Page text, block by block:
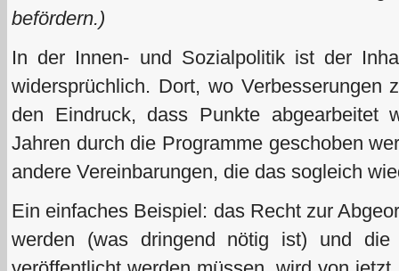
befördern.)
In der Innen- und Sozialpolitik ist der
widersprüchlich. Dort, wo Verbesserungen
den Eindruck, dass Punkte abgearbeitet
Jahren durch die Programme geschoben
andere Vereinbarungen, die das sogleich
Ein einfaches Beispiel: das Recht zur
werden (was dringend nötig ist) und die